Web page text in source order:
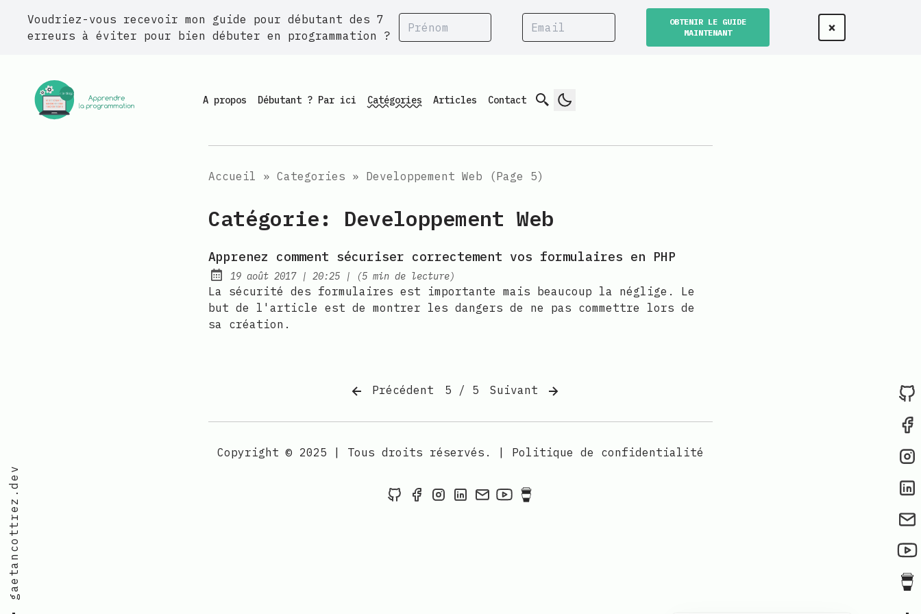
Voudriez-vous recevoir mon guide pour débutant des 7
erreurs à éviter pour bien débuter en programmation ?
OBTENIR LE GUIDE
MAINTENANT
×
A propos Débutant ? Par ici Catégories Articles Contact Search
gaetancottrez.dev
Accueil » Categories » Developpement Web (Page 5)
Catégorie: Developpement Web
Apprenez comment sécuriser correctement vos formulaires en PHP
Publié:
19 août 2017 | at
20:25 | (5 min de lecture)
La sécurité des formulaires est importante mais beaucoup la néglige. Le
but de l'article est de montrer les dangers de ne pas commettre lors de
sa création.
Précédent 5 / 5 Suivant
Copyright © 2025 Tous droits réservés. Politique de confidentialité
Donne-moi une ⭐ sur Github
Suis-moi sur Facebook
Suis-moi sur Instagram
Suis-moi sur LinkedIn
Si tu veux me contacter
Apprendre la programmation on YouTube